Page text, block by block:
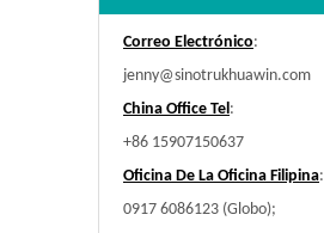
Correo Electrónico:
jenny@sinotrukhuawin.com
China Office Tel:
+86 15907150637
Oficina De La Oficina Filipina:
0917 6086123 (Globo);